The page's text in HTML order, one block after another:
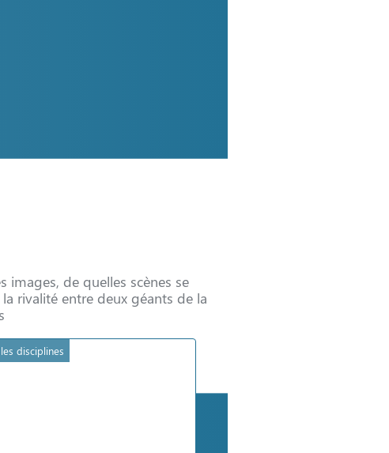
images, de quelles scènes se
rivalité entre deux géants de la
disciplines